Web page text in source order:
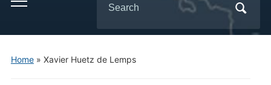
for:
Home» Xavier Huetz de Lemps